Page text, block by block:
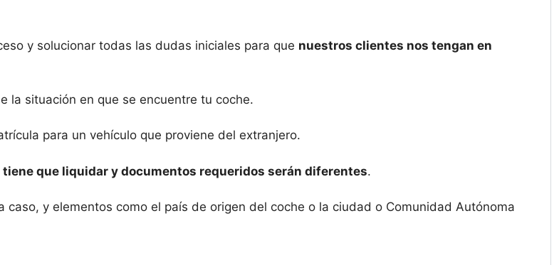
y solucionar todas las dudas iniciales para que nuestros clientes nos tengan en
la situación en que se encuentre tu coche.
para un vehículo que proviene del extranjero.
que liquidar y documentos requeridos serán diferentes.
y elementos como el país de origen del coche o la ciudad o Comunidad Autónoma